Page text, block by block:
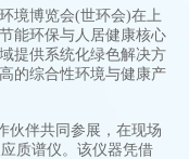
境博览会(世环会)在上
能环保与人居健康核心
提供系统化绿色解决方
的综合性环境与健康产
伴共同参展，在现场
质谱仪。该仪器凭借